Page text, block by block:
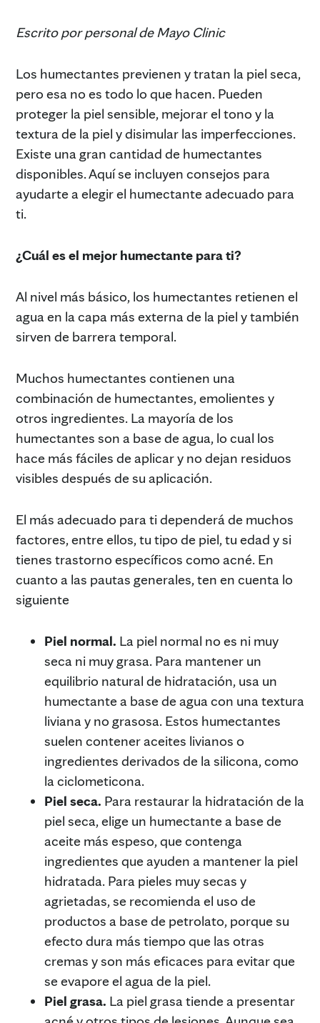
Escrito por personal de Mayo Clinic
Los humectantes previenen y tratan la piel seca,
pero esa no es todo lo que hacen. Pueden
proteger la piel sensible, mejorar el tono y la
textura de la piel y disimular las imperfecciones.
Existe una gran cantidad de humectantes
disponibles. Aquí se incluyen consejos para
ayudarte a elegir el humectante adecuado para
ti.
¿Cuál es el mejor humectante para ti?
Al nivel más básico, los humectantes retienen el
agua en la capa más externa de la piel y también
sirven de barrera temporal.
Muchos humectantes contienen una
combinación de humectantes, emolientes y
otros ingredientes. La mayoría de los
humectantes son a base de agua, lo cual los
hace más fáciles de aplicar y no dejan residuos
visibles después de su aplicación.
El más adecuado para ti dependerá de muchos
factores, entre ellos, tu tipo de piel, tu edad y si
tienes trastorno específicos como acné. En
cuanto a las pautas generales, ten en cuenta lo
siguiente
Piel normal. La piel normal no es ni muy
seca ni muy grasa. Para mantener un
equilibrio natural de hidratación, usa un
humectante a base de agua con una textura
liviana y no grasosa. Estos humectantes
suelen contener aceites livianos o
ingredientes derivados de la silicona, como
la ciclometicona.
Piel seca. Para restaurar la hidratación de la
piel seca, elige un humectante a base de
aceite más espeso, que contenga
ingredientes que ayuden a mantener la piel
hidratada. Para pieles muy secas y
agrietadas, se recomienda el uso de
productos a base de petrolato, porque su
efecto dura más tiempo que las otras
cremas y son más eficaces para evitar que
se evapore el agua de la piel.
Piel grasa. La piel grasa tiende a presentar